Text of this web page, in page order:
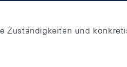
Zuständigkeiten und